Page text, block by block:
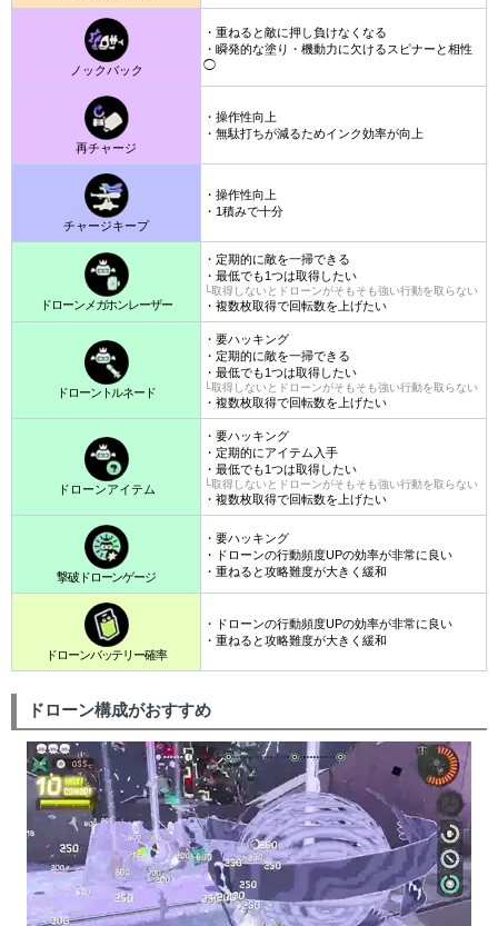
ノックバック
・重ねると敵に押し負けなくなる
・瞬発的な塗り・機動力に欠けるスピナーと相性
◯
再チャージ
・操作性向上
・無駄打ちが減るためインク効率が向上
チャージキープ
・操作性向上
・1積みで十分
ドローンメガホンレーザー
・定期的に敵を一掃できる
・最低でも1つは取得したい
└取得しないとドローンがそもそも強い行動を取らない
・複数枚取得で回転数を上げたい
ドローントルネード
・要ハッキング
・定期的に敵を一掃できる
・最低でも1つは取得したい
└取得しないとドローンがそもそも強い行動を取らない
・複数枚取得で回転数を上げたい
ドローンアイテム
・要ハッキング
・定期的にアイテム入手
・最低でも1つは取得したい
└取得しないとドローンがそもそも強い行動を取らない
・複数枚取得で回転数を上げたい
撃破ドローンゲージ
・要ハッキング
・ドローンの行動頻度UPの効率が非常に良い
・重ねると攻略難度が大きく緩和
ドローンバッテリー確率
・ドローンの行動頻度UPの効率が非常に良い
・重ねると攻略難度が大きく緩和
ドローン構成がおすすめ